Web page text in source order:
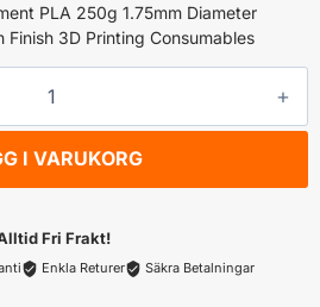
PLA 250g 1.75mm Diameter
Finish 3D Printing Consumables
Printer
PLA
250g
I VARUKORG
Fri Frakt!
Enkla Returer Säkra Betalningar